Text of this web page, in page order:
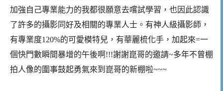
加強自己專業能力的我都很願意去嚐試學習，也因此認識
了許多的攝影同好及相關的專業人士。有神人級攝影師，
有專業度120%的可愛模特兒，有華麗梳化手，加起來=一
個快門數瞬間暴增的午後啊!!!謝謝崑哥的邀請~多年不曾棚
拍人像的圍事鼓起勇氣來到崑哥的新棚啦~~~